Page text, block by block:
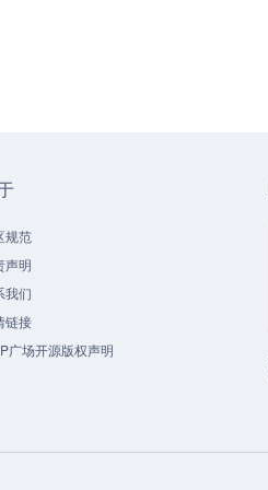
规范
声明
我们
链接
广场开源版权声明